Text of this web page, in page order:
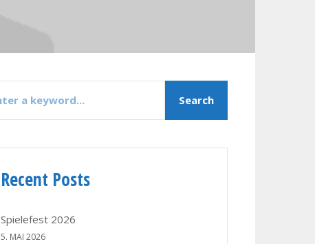
Recent Posts
Spielefest 2026
5. MAI 2026